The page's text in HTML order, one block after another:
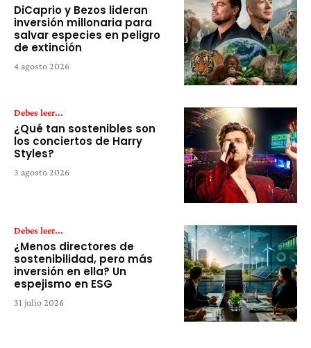
DiCaprio y Bezos lideran
inversión millonaria para
salvar especies en peligro
de extinción
4 agosto 2026
Debes leer...
¿Qué tan sostenibles son
los conciertos de Harry
Styles?
3 agosto 2026
Debes leer...
¿Menos directores de
sostenibilidad, pero más
inversión en ella? Un
espejismo en ESG
31 julio 2026